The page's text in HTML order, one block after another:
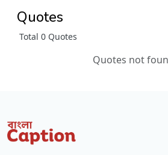
Quotes
Total 0 Quotes
Quotes not